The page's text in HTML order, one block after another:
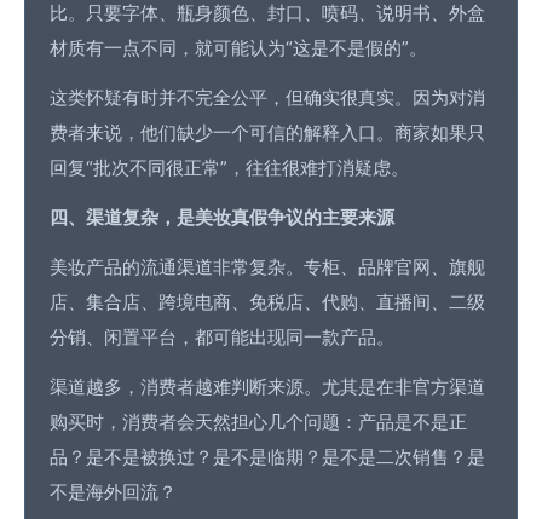
比。只要字体、瓶身颜色、封口、喷码、说明书、外盒
材质有一点不同，就可能认为“这是不是假的”。
这类怀疑有时并不完全公平，但确实很真实。因为对消
费者来说，他们缺少一个可信的解释入口。商家如果只
回复“批次不同很正常”，往往很难打消疑虑。
四、渠道复杂，是美妆真假争议的主要来源
美妆产品的流通渠道非常复杂。专柜、品牌官网、旗舰
店、集合店、 跨境电商、免税店、代购、直播间、二级
分销、闲置平台，都可能出现同一款产品。
渠道越多，消费者越难判断来源。尤其是在非官方渠道
购买时，消费者会天然担心几个问题：产品是不是正
品？是不是被换过？是不是临期？是不是二次销售？是
不是海外回流？